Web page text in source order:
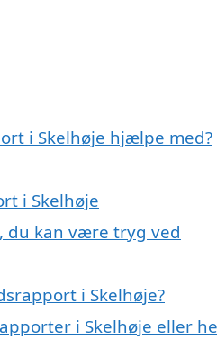
i Skelhøje hjælpe med?
i Skelhøje
du kan være tryg ved
i Skelhøje?
i Skelhøje eller